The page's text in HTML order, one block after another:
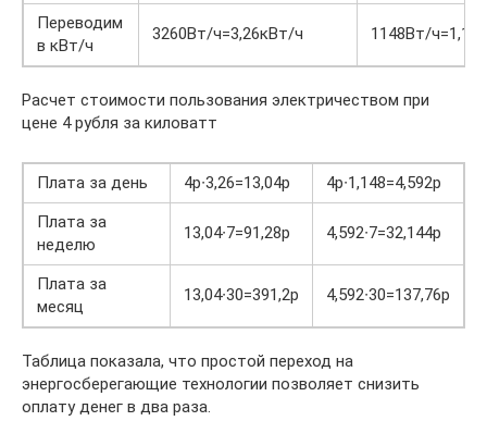
Переводим
в кВт/ч
3260Вт/ч=3,26кВт/ч 1148Вт/
Расчет стоимости пользования электричеством при
цене 4 рубля за киловатт
Плата за день 4р∙3,26=13,04р
4р∙1,148=4,592р
Плата за
неделю
13,04∙7=91,28р 4,592∙7=32,144р
Плата за
месяц
13,04∙30=391,2р 4,592∙30=137,76р
Таблица показала, что простой переход на
энергосберегающие технологии позволяет снизить
оплату денег в два раза.